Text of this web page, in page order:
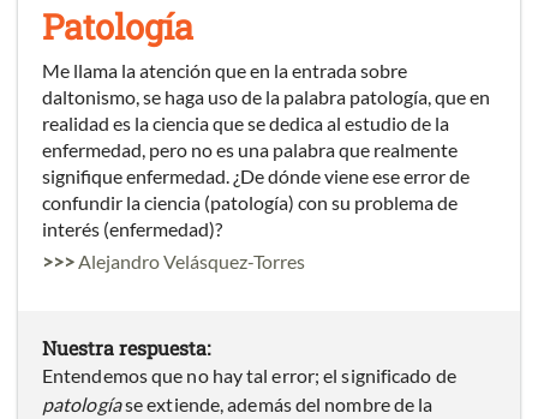
Patología
Me llama la atención que en la entrada sobre
daltonismo, se haga uso de la palabra patología, que en
realidad es la ciencia que se dedica al estudio de la
enfermedad, pero no es una palabra que realmente
signifique enfermedad. ¿De dónde viene ese error de
confundir la ciencia (patología) con su problema de
interés (enfermedad)?
>>> Alejandro Velásquez-Torres
Nuestra respuesta:
Entendemos que no hay tal error; el significado de
patologíase extiende, además del nombre de la